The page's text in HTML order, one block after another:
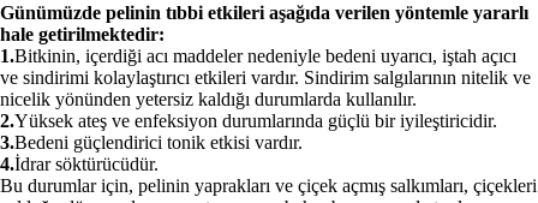
Günümüzde pelinin tıbbi etkileri aşağıda verilen yöntemle yararlı
hale getirilmektedir:
1.Bitkinin, içerdiği acı maddeler nedeniyle bedeni uyarıcı, iştah açıcı
ve sindirimi kolaylaştırıcı etkileri vardır. Sindirim salgılarının nitelik ve
nicelik yönünden yetersiz kaldığı durumlarda kullanılır.
2.Yüksek ateş ve enfeksiyon durumlarında güçlü bir iyileştiricidir.
3.Bedeni güçlendirici tonik etkisi vardır.
4.İdrar söktürücüdür.
Bu durumlar için, pelinin yaprakları ve çiçek açmış salkımları, çiçekleri